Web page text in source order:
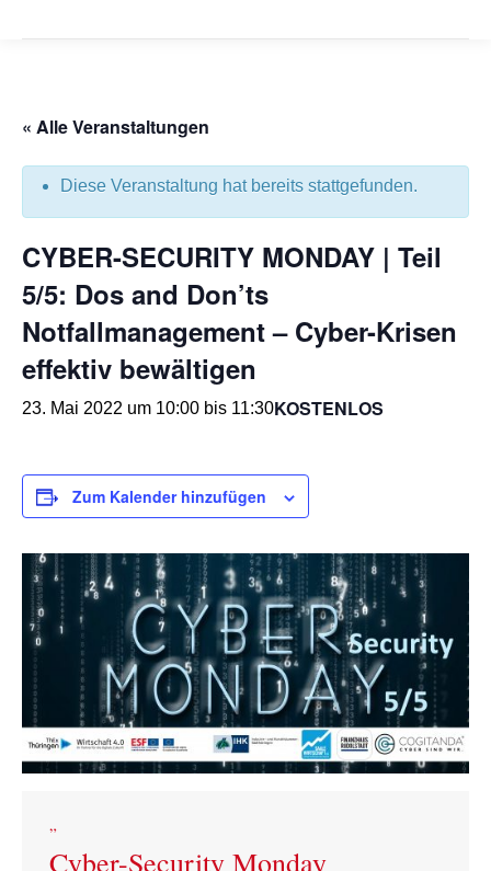
« Alle Veranstaltungen
Diese Veranstaltung hat bereits stattgefunden.
CYBER-SECURITY MONDAY | Teil
5/5: Dos and Don’ts
Notfallmanagement – Cyber-Krisen
effektiv bewältigen
23. Mai 2022 um 10:00 bis 11:30KOSTENLOS
Cyber-Security Monday
Zum Kalender hinzufügen